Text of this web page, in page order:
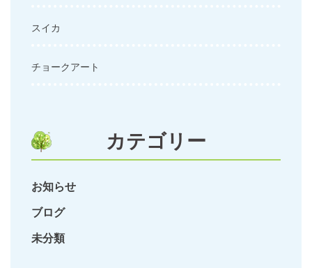
スイカ
チョークアート
カテゴリー
お知らせ
ブログ
未分類